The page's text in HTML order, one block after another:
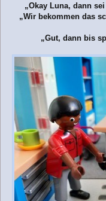
„Okay Luna, dann
„Wir bekommen das
„Gut, dann bis